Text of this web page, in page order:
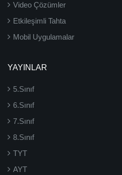
Video Çözümler
Etkileşimli Tahta
Mobil Uygulamalar
YAYINLAR
5.Sınıf
6.Sınıf
7.Sınıf
8.Sınıf
TYT
AYT